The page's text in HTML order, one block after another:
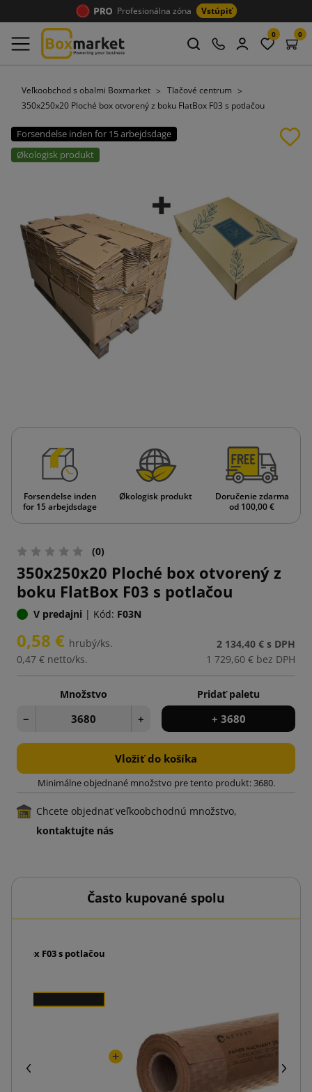
Profesionálna zóna Vstúpiť
0 0
Veľkoobchod s obalmi Boxmarket
Tlačové centrum
350x250x20 Ploché box otvorený z boku FlatBox F03 s potlačou
Forsendelse inden for 15 arbejdsdage
Økologisk produkt
Forsendelse inden
for 15 arbejdsdage
Økologisk produkt
Doručenie zdarma
od 100,00 €
(0)
350x250x20 Ploché box otvorený z
boku FlatBox F03 s potlačou
V predajni | Kód: F03N
0,58 € hrubý/ks.
0,47 € netto/ks.
2 134,40 € s DPH
1 729,60 € bez DPH
Množstvo
− +
Pridať paletu
+ 3680
Vložiť do košíka
Minimálne objednané množstvo pre tento produkt: 3680.
Chcete objednať veľkoobchodnú množstvo,
kontaktujte nás
Často kupované spolu
FlatBox F03 s potlačou